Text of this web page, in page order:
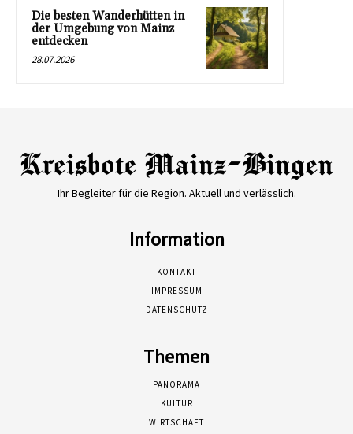
Die besten Wanderhütten in
der Umgebung von Mainz
entdecken
28.07.2026
Ihr Begleiter für die Region. Aktuell und verlässlich.
Information
KONTAKT
IMPRESSUM
DATENSCHUTZ
Themen
PANORAMA
KULTUR
WIRTSCHAFT